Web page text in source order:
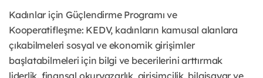
Kadınlar için Güçlendirme Programı ve
Kooperatifleşme: KEDV, kadınların kamusal alanlara
çıkabilmeleri sosyal ve ekonomik girişimler
başlatabilmeleri için bilgi ve becerilerini arttırmak